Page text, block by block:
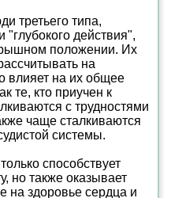
третьего типа,
действия",
положении. Их
на
влияет на их общее
те, кто приучен к
с трудностями
чаще сталкиваются
системы.
способствует
но также оказывает
на здоровье сердца и